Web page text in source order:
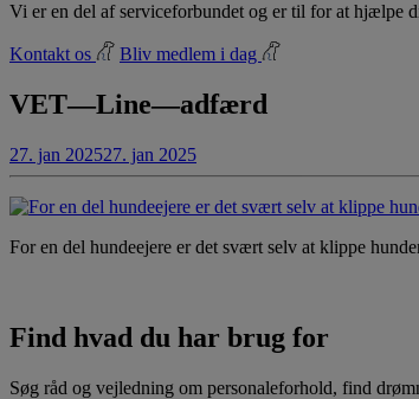
Vi er en del af serviceforbundet og er til for at hjælpe
Kontakt os Bliv medlem i dag
VET—Line—adfærd
27. jan 202527. jan 2025
For en del hundeejere er det svært selv at klippe
Find hvad du har brug for
Søg råd og vejledning om personaleforhold, find